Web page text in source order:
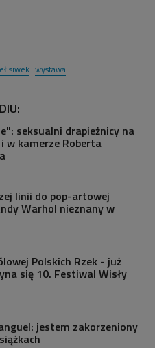
siwek wystawa
seksualni drapieżnicy na
w kamerze Roberta
linii do pop-artowej
Warhol nieznany w
Polskich Rzek - już
się 10. Festiwal Wisły
jestem zakorzeniony